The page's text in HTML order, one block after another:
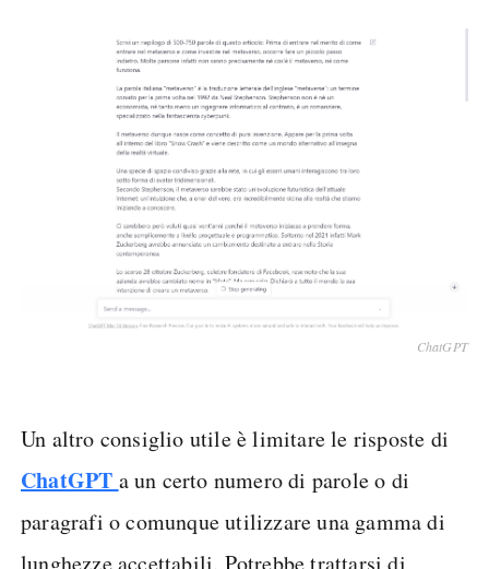
ChatGPT
Un altro consiglio utile è limitare le risposte di
ChatGPT a un certo numero di parole o di
paragrafi o comunque utilizzare una gamma di
lunghezze accettabili. Potrebbe trattarsi di